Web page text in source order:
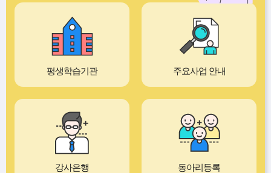
평생학습기관 주요사업 안내
강사은행 동아리등록